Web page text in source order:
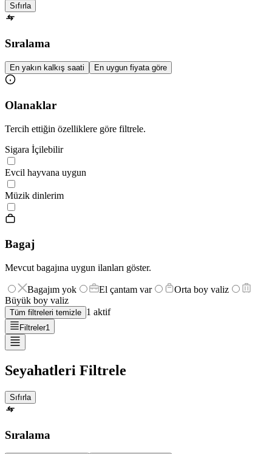
Sıfırla
Sıralama
En yakın kalkış saati En uygun fiyata göre
Olanaklar
Tercih ettiğin özelliklere göre filtrele.
Sigara İçilebilir
Evcil hayvana uygun
Müzik dinlerim
Bagaj
Mevcut bagajına uygun ilanları göster.
Bagajım yok El çantam var
Orta boy valiz
Büyük boy valiz
Tüm filtreleri temizle 1 aktif
Filtreler1
Seyahatleri Filtrele
Sıfırla
Sıralama